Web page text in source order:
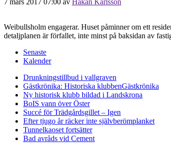
Weibullsholm engagerar. Huset påminner om ett
detaljplanen är förfallet, inte minst på baksidan av
Senaste
Kalender
Drunkningstillbud i vallgraven
Gästkrönika: Historiska klubbenGästkrönika
Ny historisk klubb bildad i Landskrona
BoIS vann över Öster
Succé för Trädgårdsgillet – Igen
Efter tjugo år räcker inte självberömplanket
Tunnelkaoset fortsätter
Bad avråds vid Cement